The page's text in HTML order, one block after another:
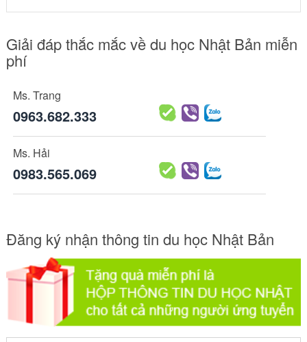
Giải đáp thắc mắc về du học Nhật Bản miễn
phí
Ms. Trang
0963.682.333
Ms. Hải
0983.565.069
Đăng ký nhận thông tin du học Nhật Bản